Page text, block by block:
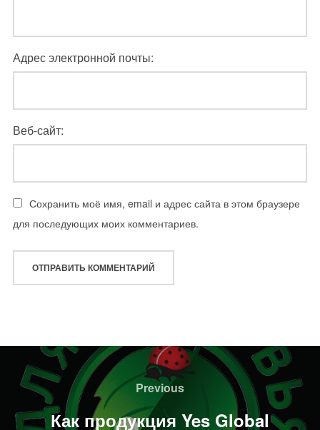
Адрес электронной почты:
Веб-сайт:
Сохранить моё имя, email и адрес сайта в этом браузере
для последующих моих комментариев.
Навигация
по
записям
Previous
Previous
Как продукция Yes Global